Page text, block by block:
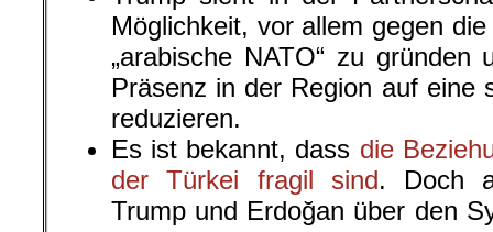
Möglichkeit, vor allem gegen
„arabische NATO“ zu
Präsenz in der Region auf eine
reduzieren.
Es ist bekannt, dass die
der Türkei fragil sind. Doch
Trump und Erdoğan über den